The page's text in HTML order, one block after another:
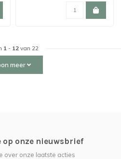
1- 12van 22
meer
onze nieuwsbrief
over onze laatste acties